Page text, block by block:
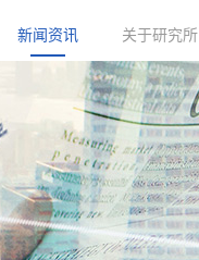
新闻资讯 关于研究所